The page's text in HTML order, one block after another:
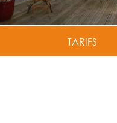
TARIFS